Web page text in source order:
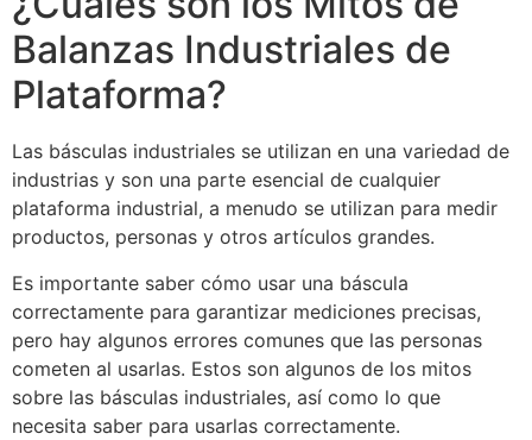
Balanzas Industriales de
Plataforma?
Las básculas industriales se utilizan en una variedad de
industrias y son una parte esencial de cualquier
plataforma industrial, a menudo se utilizan para medir
productos, personas y otros artículos grandes.
Es importante saber cómo usar una báscula
correctamente para garantizar mediciones precisas,
pero hay algunos errores comunes que las personas
cometen al usarlas. Estos son algunos de los mitos
sobre las básculas industriales, así como lo que
necesita saber para usarlas correctamente.